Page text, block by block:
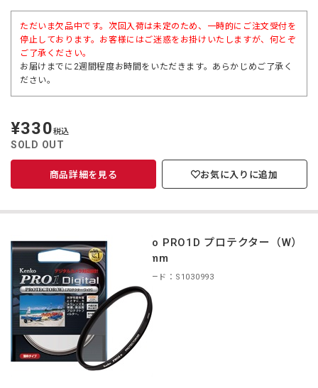
ただいま欠品中です。次回入荷は未定のため、一時的にご注文受付を
停止しております。お客様にはご迷惑をお掛けいたしますが、何とぞ
ご了承ください。
お届けまでに2週間程度お時間をいただきます。あらかじめご了承く
ださい。
定
価
¥330税込
SOLD OUT
商品詳細を見る お気に入りに追加
Kenko PRO1D プロテクター（W）
40.5mm
商品コード：S1030993